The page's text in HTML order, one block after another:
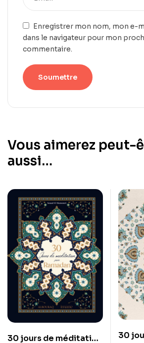
Enregistrer mon nom, mon e-
dans le navigateur pour mon
commentaire.
Vous aimerez peut-
aussi…
30 jours de méditation
30